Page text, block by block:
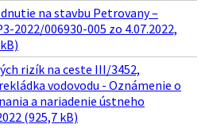
na stavbu Petrovany –
2022/006930-005 zo 4.07.2022,
rizík na ceste III/3452,
vodovodu - Oznámenie o
a nariadenie ústneho
(925,7 kB)